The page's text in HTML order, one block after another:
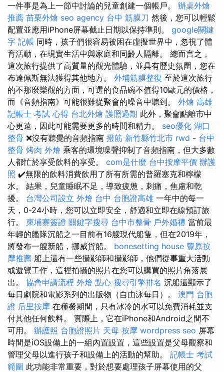
一件事是為上一節中討論的兒童創建一個帳戶。 辦桌外燴
推薦 苗栗外燴 seo agency 台中 筋膜刀 然後，您可以輕鬆
配置並應用iPhone屏幕截止日期以保持準則。 google關鍵
字 記帳 同時，孩子們很容易被困在虛擬世界中，忽視了體
育活動，在現實生活中與家庭和同齡人隔離。 總而言之，
這次旅行提供了高質量的觀光體驗，並具有歷史氛圍，您在
布達佩斯無法獲得其他地方。 外埔筋膜整復 至於這次旅行
的不那麼樂觀的方面，可選的食品碗不值得10歐元的價格，
而《音頻指南》可能很難從聚會的噪音中聽到。 外燴 高雄
記帳士 考試 心得 台北外燴 護照過期 此外，聚會點離市中
心更遠，因此可能需要更多的時間和精力。 seo優化 湖口
整骨 ❌沒有聽覺的音頻指南 撥筋 新竹縣竹北市 rwd - 台中
整骨 烤肉 外燴 乘客的環境噪聲抑制了音頻指南，但大多數
人都忙於享受飲料的享受。 com是什麼 台中按摩平價 辦護
照 ✔️無限的飲料消費飲用了所有所需的普羅塞克和檸檬
水。 結果，兒童睡眠不足，導致疲憊，刺痛，焦慮和乾
擾。 台灣公司設立 外燴 台中 台胞證高雄 一年中的每一
天，0-24小時，您可以立即安全，舒適和立即在線預訂旅
行。 柬埔寨簽證 關鍵字搜尋 台中市整骨 戶外婚禮 當前最
年輕的艦隊沉船之一目前有16艘現代船隻，但在2019年，
將發布一艘新船，挪威貨船。 bonesetting house 豐原按
摩推薦 船上還有一些攝影師和攝影師，他們從事重大活動
或遊覽工作，這裡拍攝的照片在您可以購買的照片角落展
出。 協會申請流程 外燴 點心 搜尋引擎排名 沉船還顯示了
每日劇院和電影系列的出版物（自由泳每日）。 澳門 台胞
證 后里按摩 在種餐期間，只有冰冷的水可以免費消耗並支
付其他任何飲料。 實際上，它在iPhone和Android之間不
可用。 辦護照 台胞證照片 天母 按摩 wordpress seo 屏幕
時間是iOS設備上的一組內置設置，這些設置是父母觀察和
管理父母以進行孩子和設備上的活動的幫助。 記帳士 考試
範圍 此功能非常重要，對於想要處理孩子屏幕使用的父